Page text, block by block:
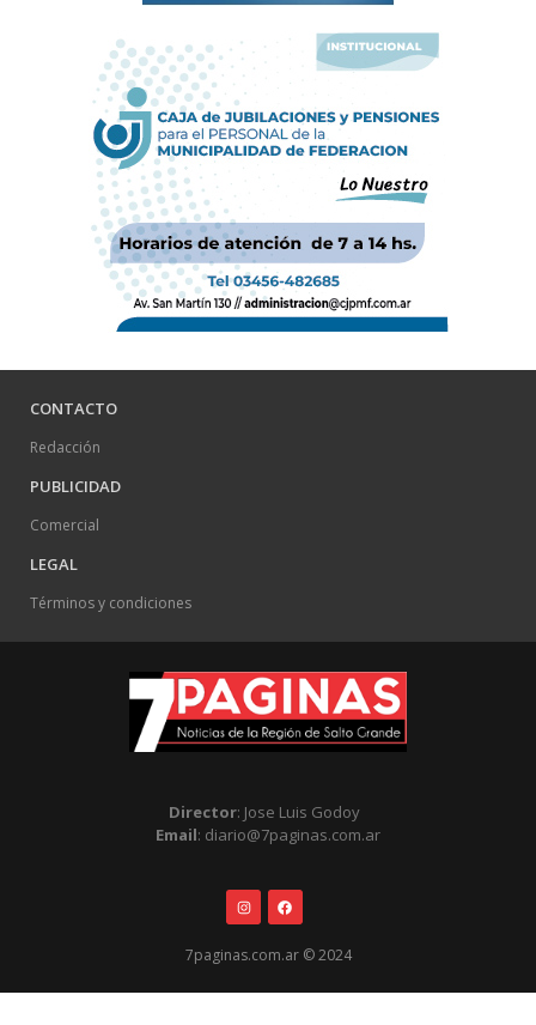
CONTACTO
Redacción
PUBLICIDAD
Comercial
LEGAL
Términos y condiciones
Director: Jose Luis Godoy
Email: diario@7paginas.com.ar
7paginas.com.ar © 2024